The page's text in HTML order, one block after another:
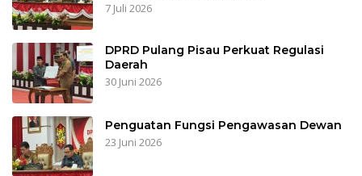
7 Juli 2026
DPRD Pulang Pisau Perkuat Regulasi
Daerah
30 Juni 2026
Penguatan Fungsi Pengawasan Dewan
23 Juni 2026